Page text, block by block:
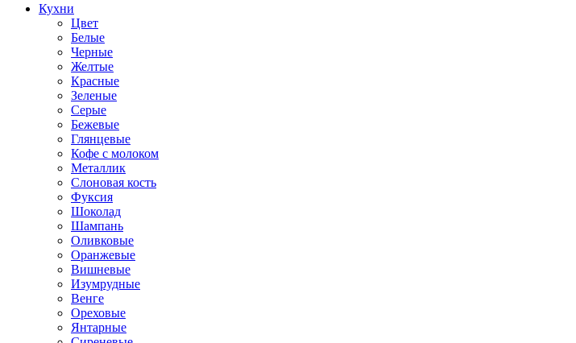
Кухни
Цвет
Белые
Черные
Желтые
Красные
Зеленые
Серые
Бежевые
Глянцевые
Кофе с молоком
Металлик
Слоновая кость
Фуксия
Шоколад
Шампань
Оливковые
Оранжевые
Вишневые
Изумрудные
Венге
Ореховые
Янтарные